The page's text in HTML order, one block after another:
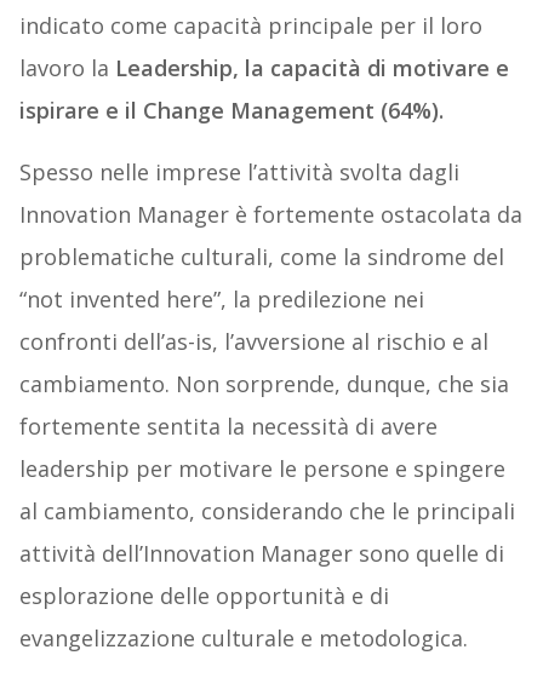
indicato come capacità principale per il loro
lavoro la Leadership, la capacità di motivare e
ispirare e il Change Management (64%).
Spesso nelle imprese l’attività svolta dagli
Innovation Manager è fortemente ostacolata da
problematiche culturali, come la sindrome del
“not invented here”, la predilezione nei
confronti dell’as-is, l’avversione al rischio e al
cambiamento. Non sorprende, dunque, che sia
fortemente sentita la necessità di avere
leadership per motivare le persone e spingere
al cambiamento, considerando che le principali
attività dell’Innovation Manager sono quelle di
esplorazione delle opportunità e di
evangelizzazione culturale e metodologica.